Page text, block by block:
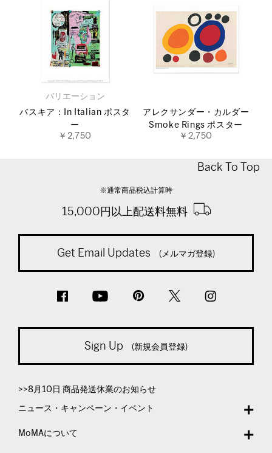
バリエーション
バスキア：In Italian ポスタ
ー
￥2,750
アレクサンダー・カルダー
Smoke Rings ポスター
￥2,750
Back To Top
※通常商品税込計算時
15,000円以上配送料無料
Get Email Updates (メルマガ登録)
Sign Up (新規会員登録)
>>8月10日 商品発送休業のお知らせ
ニュース・キャンペーン・イベント
MoMAについて